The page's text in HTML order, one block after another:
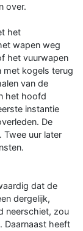
over.
het
wapen weg
het vuurwapen
met kogels terug
van de
het hoofd
instantie
De
Twee uur later
dat de
dergelijk,
neerschiet, zou
Daarnaast heeft